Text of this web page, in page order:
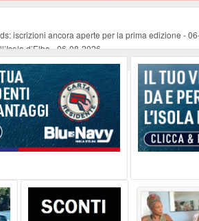
iscrizioni ancora aperte per la prima edizione -
d’Elba-06-08-2026
illeso il conducente-06-08-2026
biblioteca comunale in occasione del Santo Patrono
di Liberazione: il programma della prima serata-